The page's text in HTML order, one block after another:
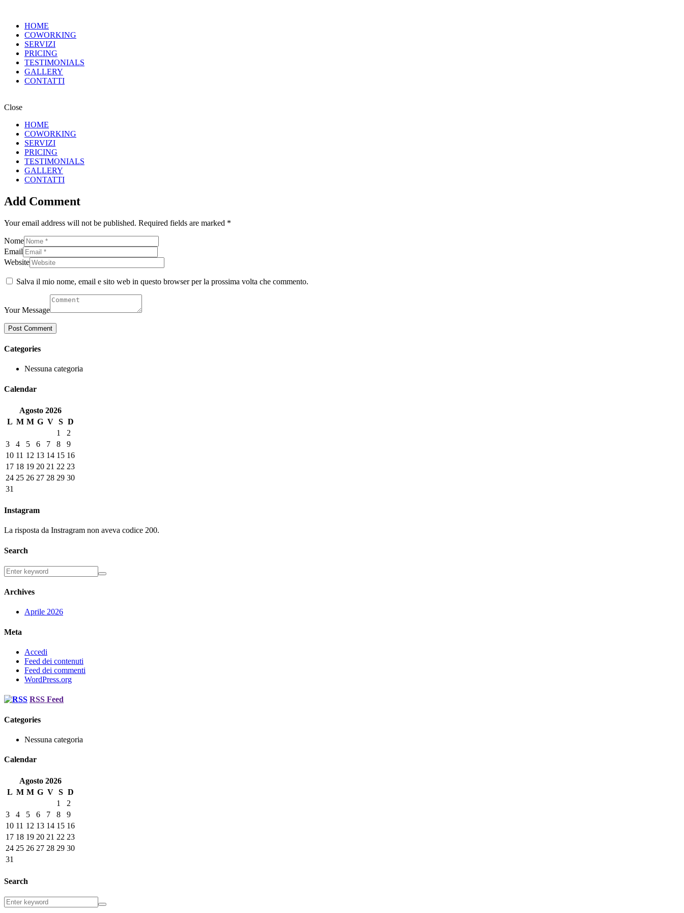
HOME
COWORKING
SERVIZI
PRICING
TESTIMONIALS
GALLERY
CONTATTI
Close
HOME
COWORKING
SERVIZI
PRICING
TESTIMONIALS
GALLERY
CONTATTI
Add Comment
Your email address will not be published. Required fields are marked *
Nome
Email
Website
Salva il mio nome, email e sito web in questo browser per la prossima volta che commento.
Your Message
Categories
Nessuna categoria
Calendar
Agosto 2026
L M M G V S D
1
2
3
4 5 6 7 8
9
10 11 12 13 14 15 16
17 18 19 20 21 22 23
24 25 26 27 28 29 30
31
Instagram
La risposta da Instragram non aveva codice 200.
Search
Archives
Aprile 2026
Meta
Accedi
Feed dei contenuti
Feed dei commenti
WordPress.org
RSS Feed
Categories
Nessuna categoria
Calendar
Agosto 2026
L M M G V S D
1
2
3
4 5 6 7 8
9
10 11 12 13 14 15 16
17 18 19 20 21 22 23
24 25 26 27 28 29 30
31
Search